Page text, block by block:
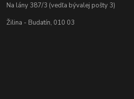
Na lány 387/3 (vedľa bývalej pošty 3)
Žilina - Budatín, 010 03